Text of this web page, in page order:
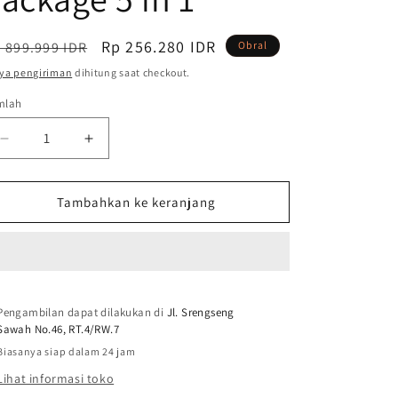
899.999 IDR
Harga
obral
Rp 256.280 IDR Obral
pengiriman dihitung saat checkout.
Kurangi
jumlah
untuk
Skincare
-
Brightening
Package
5
in
Tambah
jumlah
untuk
HNH
Skincare
-
Brightening
Package
in
Tambahkan ke keranjang
dapat dilakukan di Jl. Srengseng
No.46, RT.4/RW.7
siap dalam 24 jam
informasi toko